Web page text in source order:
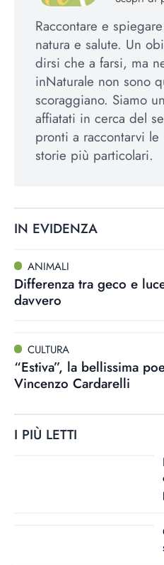
Raccontare e
natura e salute. Un
dirsi che a farsi, ma
inNaturale non sono
scoraggiano. Siamo
affiatati in cerca del
pronti a raccontarvi
storie più particolari.
IN EVIDENZA
ANIMALI
Differenza tra geco e
davvero
CULTURA
“Estiva”, la bellissima
Vincenzo Cardarelli
I PIÙ LETTI